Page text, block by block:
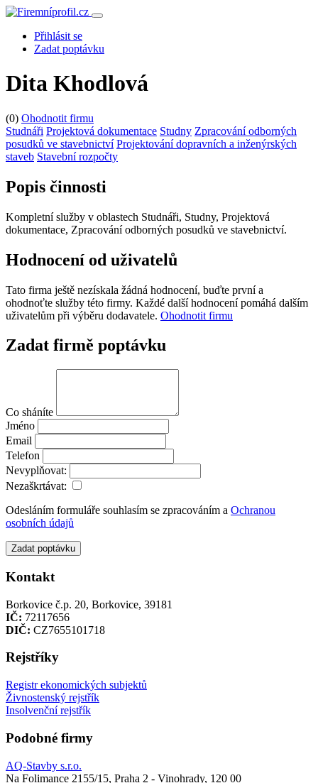
Přihlásit se
Zadat poptávku
Dita Khodlová
(0) Ohodnotit firmu
Studnáři Projektová dokumentace Studny Zpracování odborných
posudků ve stavebnictví Projektování dopravních a inženýrských
staveb Stavební rozpočty
Popis činnosti
Kompletní služby v oblastech Studnáři, Studny, Projektová
dokumentace, Zpracování odborných posudků ve stavebnictví.
Hodnocení od uživatelů
Tato firma ještě nezískala žádná hodnocení, buďte první a
ohodnoťte služby této firmy. Každé další hodnocení pomáhá dalším
uživatelům při výběru dodavatele. Ohodnotit firmu
Zadat firmě poptávku
Co sháníte
Jméno
Email
Telefon
Nevyplňovat:
Nezaškrtávat:
Odesláním formuláře souhlasím se zpracováním a Ochranou
osobních údajů
Zadat poptávku
Kontakt
Borkovice č.p. 20, Borkovice, 39181
IČ: 72117656
DIČ: CZ7655101718
Rejstříky
Registr ekonomických subjektů
Živnostenský rejstřík
Insolvenční rejstřík
Podobné firmy
AQ-Stavby s.r.o.
Na Folimance 2155/15, Praha 2 - Vinohrady, 120 00